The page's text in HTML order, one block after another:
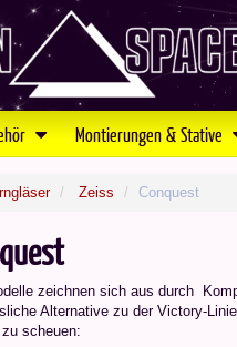
Montierungen & Stative
Zeiss Conquest
zeichnen sich aus durch
Alternative zu der Victory-
scheuen: